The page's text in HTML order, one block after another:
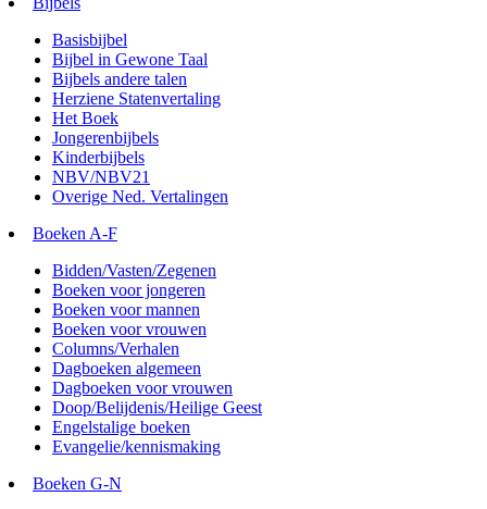
Basisbijbel
Bijbel in Gewone Taal
Bijbels andere talen
Herziene Statenvertaling
Het Boek
Jongerenbijbels
Kinderbijbels
NBV/NBV21
Overige Ned. Vertalingen
Boeken A-F
Bidden/Vasten/Zegenen
Boeken voor jongeren
Boeken voor mannen
Boeken voor vrouwen
Columns/Verhalen
Dagboeken algemeen
Dagboeken voor vrouwen
Doop/Belijdenis/Heilige Geest
Engelstalige boeken
Evangelie/kennismaking
Boeken G-N